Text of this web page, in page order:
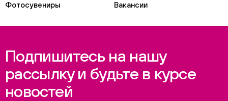
Фотосувениры
Вакансии
Подпишитесь на нашу
рассылку и будьте в курсе
новостей